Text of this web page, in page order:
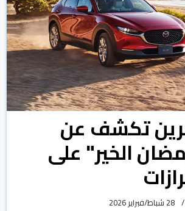
تكشف عن
الخير" على
28 شباط/فبراير 2026